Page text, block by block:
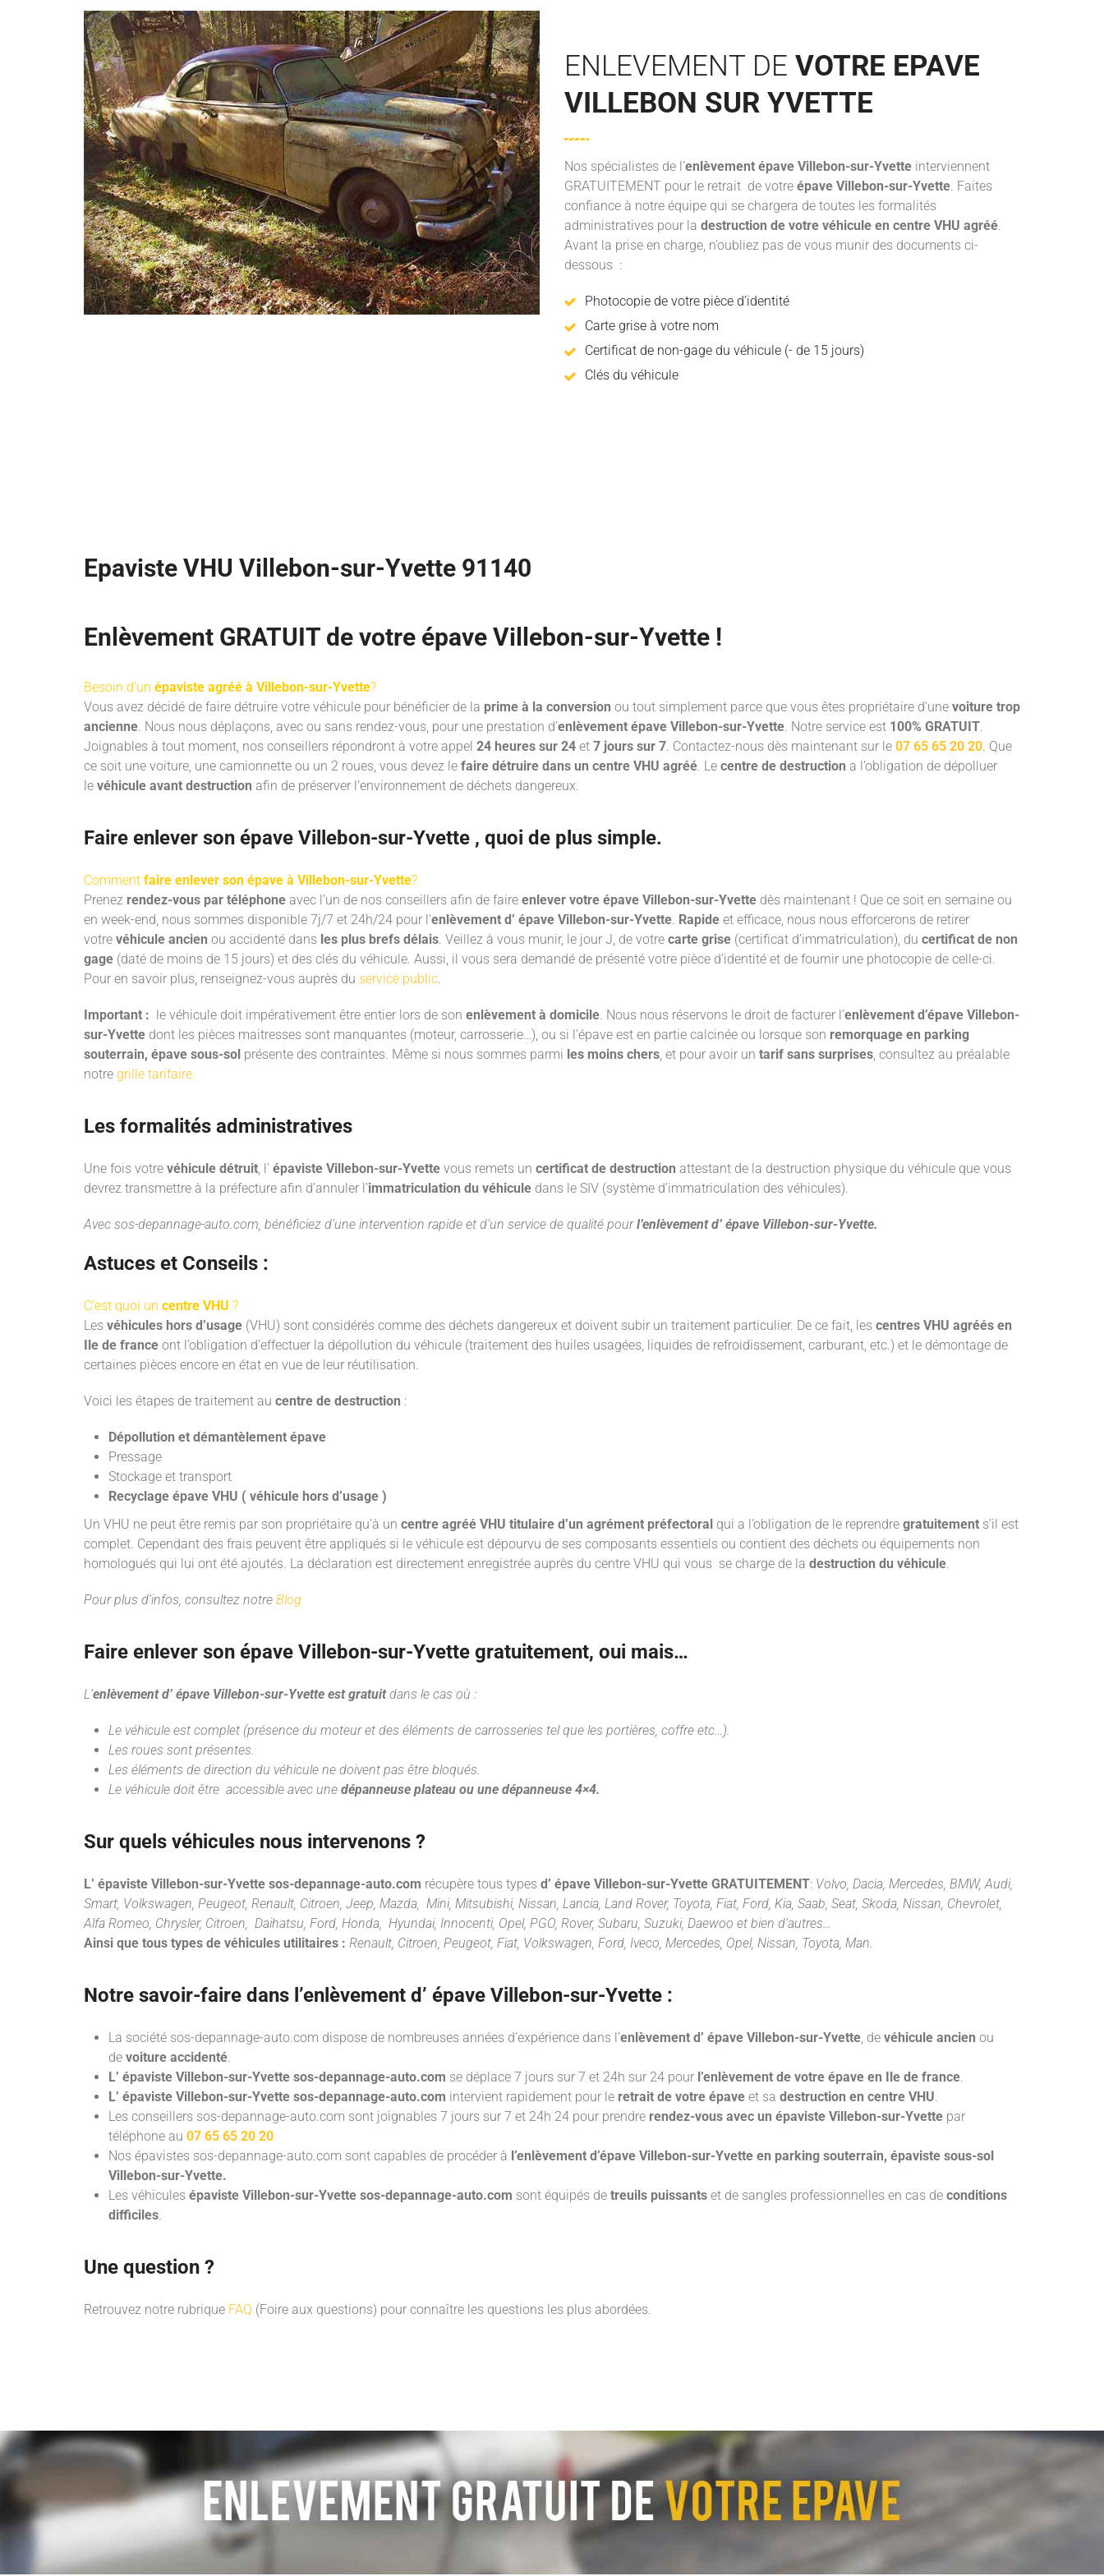
ENLEVEMENT DE VOTRE EPAVE
VILLEBON SUR YVETTE
Nos spécialistes de l’enlèvement épave Villebon-sur-Yvette interviennent
GRATUITEMENT pour le retrait de votre épave Villebon-sur-Yvette. Faites
confiance à notre équipe qui se chargera de toutes les formalités
administratives pour la destruction de votre véhicule en centre VHU agréé.
Avant la prise en charge, n’oubliez pas de vous munir des documents ci-
dessous :
Photocopie de votre pièce d’identité
Carte grise à votre nom
Certificat de non-gage du véhicule (- de 15 jours)
Clés du véhicule
Epaviste VHU Villebon-sur-Yvette 91140
Enlèvement GRATUIT de votre épave Villebon-sur-Yvette !
Besoin d’un épaviste agréé à Villebon-sur-Yvette?
Vous avez décidé de faire détruire votre véhicule pour bénéficier de la prime à la conversion ou tout simplement parce que vous êtes propriétaire d’une voiture trop
ancienne. Nous nous déplaçons, avec ou sans rendez-vous, pour une prestation d’enlèvement épave Villebon-sur-Yvette. Notre service est 100% GRATUIT.
Joignables à tout moment, nos conseillers répondront à votre appel 24 heures sur 24 et 7 jours sur 7. Contactez-nous dès maintenant sur le 07 65 65 20 20. Que
ce soit une voiture, une camionnette ou un 2 roues, vous devez le faire détruire dans un centre VHU agréé. Le centre de destruction a l’obligation de dépolluer
le véhicule avant destruction afin de préserver l’environnement de déchets dangereux.
Faire enlever son épave Villebon-sur-Yvette , quoi de plus simple.
Comment faire enlever son épave à Villebon-sur-Yvette?
Prenez rendez-vous par téléphone avec l’un de nos conseillers afin de faire enlever votre épave Villebon-sur-Yvette dès maintenant ! Que ce soit en semaine ou
en week-end, nous sommes disponible 7j/7 et 24h/24 pour l’enlèvement d’ épave Villebon-sur-Yvette. Rapide et efficace, nous nous efforcerons de retirer
votre véhicule ancien ou accidenté dans les plus brefs délais. Veillez à vous munir, le jour J, de votre carte grise (certificat d’immatriculation), du certificat de non
gage (daté de moins de 15 jours) et des clés du véhicule. Aussi, il vous sera demandé de présenté votre pièce d’identité et de fournir une photocopie de celle-ci.
Pour en savoir plus, renseignez-vous auprès du service public.
Important : le véhicule doit impérativement être entier lors de son enlèvement à domicile. Nous nous réservons le droit de facturer l’enlèvement d’épave Villebon-
sur-Yvette dont les pièces maitresses sont manquantes (moteur, carrosserie…), ou si l’épave est en partie calcinée ou lorsque son remorquage en parking
souterrain, épave sous-sol présente des contraintes. Même si nous sommes parmi les moins chers, et pour avoir un tarif sans surprises, consultez au préalable
notre grille tarifaire.
Les formalités administratives
Une fois votre véhicule détruit, l’ épaviste Villebon-sur-Yvette vous remets un certificat de destruction attestant de la destruction physique du véhicule que vous
devrez transmettre à la préfecture afin d’annuler l’immatriculation du véhicule dans le SIV (système d’immatriculation des véhicules).
Avec sos-depannage-auto.com, bénéficiez d’une intervention rapide et d’un service de qualité pourl’enlèvement d’ épave Villebon-sur-Yvette.
Astuces et Conseils :
C’est quoi un centre VHU ?
Les véhicules hors d’usage (VHU) sont considérés comme des déchets dangereux et doivent subir un traitement particulier. De ce fait, les centres VHU agréés en
Ile de france ont l’obligation d’effectuer la dépollution du véhicule (traitement des huiles usagées, liquides de refroidissement, carburant, etc.) et le démontage de
certaines pièces encore en état en vue de leur réutilisation.
Voici les étapes de traitement au centre de destruction :
Dépollution et démantèlement épave
Pressage
Stockage et transport
Recyclage épave VHU ( véhicule hors d’usage )
Un VHU ne peut être remis par son propriétaire qu’à un centre agréé VHU titulaire d’un agrément préfectoral qui a l’obligation de le reprendre gratuitement s’il est
complet. Cependant des frais peuvent être appliqués si le véhicule est dépourvu de ses composants essentiels ou contient des déchets ou équipements non
homologués qui lui ont été ajoutés. La déclaration est directement enregistrée auprès du centre VHU qui vous se charge de la destruction du véhicule.
Pour plus d’infos, consultez notre Blog
Faire enlever son épave Villebon-sur-Yvette gratuitement, oui mais…
L’enlèvement d’ épave Villebon-sur-Yvette est gratuitdans le cas où :
Le véhicule est complet (présence du moteur et des éléments de carrosseries tel que les portières, coffre etc…).
Les roues sont présentes.
Les éléments de direction du véhicule ne doivent pas être bloqués.
Le véhicule doit être accessible avec une dépanneuse plateau ou une dépanneuse 4×4.
Sur quels véhicules nous intervenons ?
L’ épaviste Villebon-sur-Yvette sos-depannage-auto.com récupère tous types d’ épave Villebon-sur-Yvette GRATUITEMENT: Volvo, Dacia, Mercedes, BMW, Audi,
Smart, Volkswagen, Peugeot, Renault, Citroen, Jeep, Mazda, Mini, Mitsubishi, Nissan, Lancia, Land Rover, Toyota, Fiat, Ford, Kia, Saab, Seat, Skoda, Nissan, Chevrolet,
Alfa Romeo, Chrysler, Citroen, Daihatsu, Ford, Honda, Hyundai, Innocenti, Opel, PGO, Rover, Subaru, Suzuki, Daewoo et bien d’autres…
Ainsi que tous types de véhicules utilitaires : Renault, Citroen, Peugeot, Fiat, Volkswagen, Ford, Iveco, Mercedes, Opel, Nissan, Toyota, Man.
Notre savoir-faire dans l’enlèvement d’ épave Villebon-sur-Yvette :
La société sos-depannage-auto.com dispose de nombreuses années d’expérience dans l’enlèvement d’ épave Villebon-sur-Yvette, de véhicule ancien ou
de voiture accidenté.
L’ épaviste Villebon-sur-Yvette sos-depannage-auto.com se déplace 7 jours sur 7 et 24h sur 24 pour l’enlèvement de votre épave en Ile de france.
L’ épaviste Villebon-sur-Yvette sos-depannage-auto.com intervient rapidement pour le retrait de votre épave et sa destruction en centre VHU.
Les conseillers sos-depannage-auto.com sont joignables 7 jours sur 7 et 24h 24 pour prendre rendez-vous avec un épaviste Villebon-sur-Yvette par
téléphone au 07 65 65 20 20
Nos épavistes sos-depannage-auto.com sont capables de procéder à l’enlèvement d’épave Villebon-sur-Yvette en parking souterrain, épaviste sous-sol
Villebon-sur-Yvette.
Les véhicules épaviste Villebon-sur-Yvette sos-depannage-auto.com sont équipés de treuils puissants et de sangles professionnelles en cas de conditions
difficiles.
Une question ?
Retrouvez notre rubrique FAQ (Foire aux questions) pour connaître les questions les plus abordées.